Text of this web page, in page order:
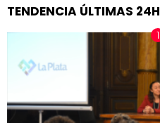
TENDENCIA ÚLTIMAS 24H